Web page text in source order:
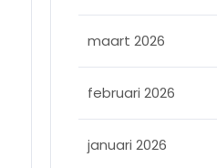
maart 2026
februari 2026
januari 2026